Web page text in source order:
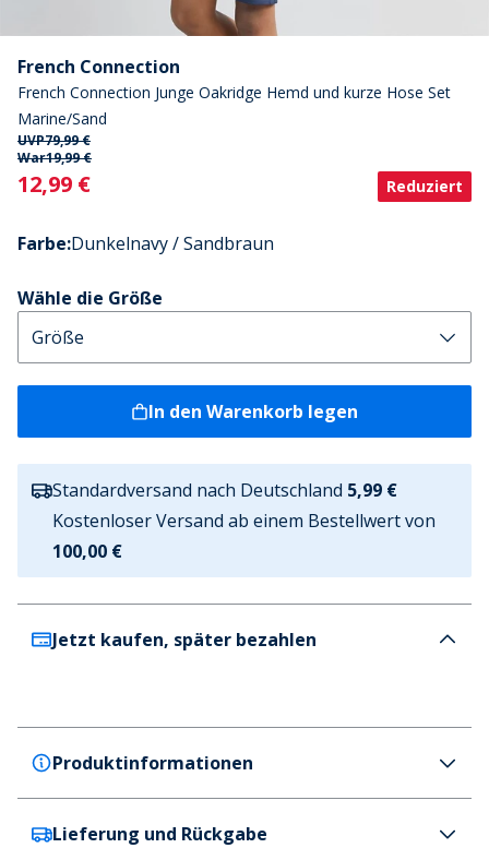
French Connection
French Connection Junge Oakridge Hemd und kurze Hose Set
Marine/Sand
UVP79,99 €
War19,99 €
Current
12,99 € Reduziert
Farbe:Dunkelnavy / Sandbraun
Wähle die Größe
In den Warenkorb legen
Standardversand nach Deutschland 5,99 €
Kostenloser Versand ab einem Bestellwert von
100,00 €
Jetzt kaufen, später bezahlen
Produktinformationen
French Connection
Lieferung und Rückgabe